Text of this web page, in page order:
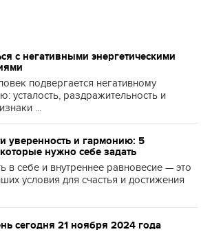
с негативными энергетическими
подвергается негативному
усталость, раздражительность и
...
уверенность и гармонию: 5
нужно себе задать
в себе и внутреннее равновесие — это
условия для счастья и достижения
сегодня 21 ноября 2024 года